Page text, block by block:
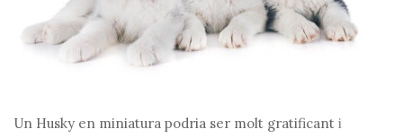
Un Husky en miniatura podria ser molt gratificant i